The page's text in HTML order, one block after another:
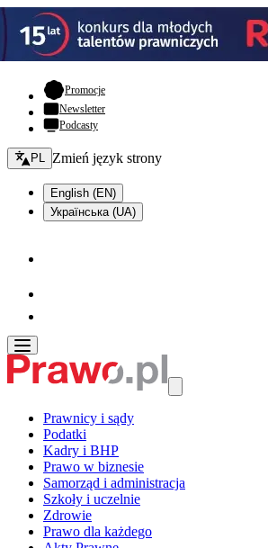
Promocje- otwiera się w nowej karcie
Newsletter
Podcasty
Zmień język - bieżący:
PL Zmień język strony
English (EN)
Українська (UA)
Prawnicy i sądy
Podatki
Kadry i BHP
Prawo w biznesie
Samorząd i administracja
Szkoły i uczelnie
Zdrowie
Prawo dla każdego